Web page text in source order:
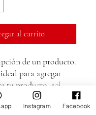
al carrito
de un producto.
para agregar
tu producto, así
materiales,
cuidado y de
Instagram Facebook